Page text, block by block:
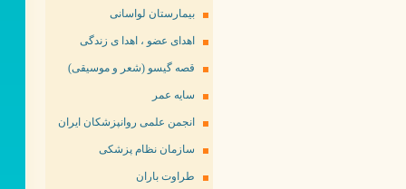
بیمارستان لواسانی
اهدای عضو ، اهدا ی زندگی
قصه گیسو (شعر و موسیقی)
سایه عمر
انجمن علمی روانپزشکان ایران
سازمان نظام پزشکی
طراوت باران